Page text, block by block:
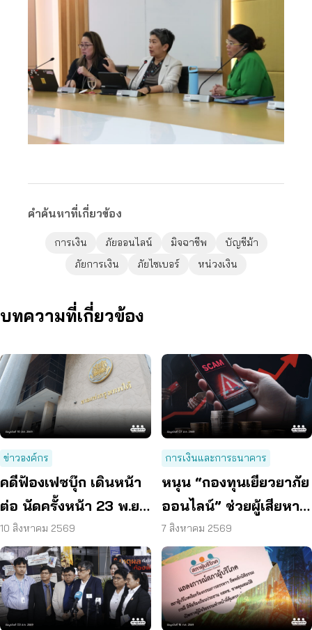
คำค้นหาที่เกี่ยวข้อง
การเงิน ภัยออนไลน์ มิจฉาชีพ
บัญชีม้า
ภัยการเงิน
ภัยไซเบอร์ หน่วงเงิน
บทความที่เกี่ยวข้อง
ข่าวองค์กร
คดีฟ้องเฟซบุ๊ก เดินหน้า
ต่อ นัดครั้งหน้า 23 พ.ย.
69 จับตาความรับผิด
แพลตฟอร์ม
10 สิงหาคม 2569
การเงินและการธนาคาร
หนุน “กองทุนเยียวยาภัย
ออนไลน์” ช่วยผู้เสียหาย
ตั้งหลักได้ รวดเร็ว ทัน
ท่วงที
7 สิงหาคม 2569